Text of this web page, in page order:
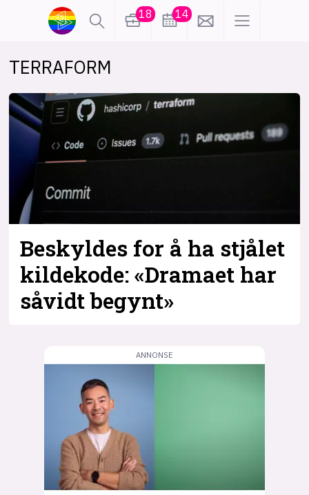
18 14
TERRAFORM
Beskyldes for å ha stjålet
kildekode: «Dramaet har
såvidt begynt»
lønn
karriere
meninger
utdanning sikkerhet
frontend
tilgjengelighet
ukas koder
hobby
mørk modus
nyhetsbrev
kode24-klubben
LinkedIn
Bluesky